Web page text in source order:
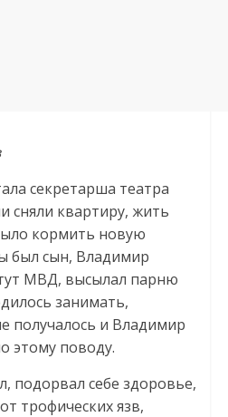
секретарша театра
сняли квартиру, жить
кормить новую
был сын, Владимир
МВД, высылал парню
занимать,
получалось и Владимир
этому поводу.
подорвал себе здоровье,
трофических язв,